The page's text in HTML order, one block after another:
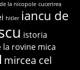
la nicopole cucerirea
hitler iancu de
istoria
la rovine mica
mircea cel